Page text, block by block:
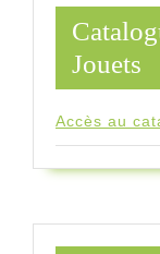
Jouets
Accès au